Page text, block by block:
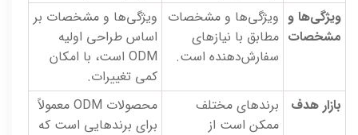
ویژگی‌ها و
مشخصات
ویژگی‌ها و مشخصات
مطابق با نیازهای
سفارش‌دهنده است.
ویژگی‌ها و مشخصات بر
اساس طراحی اولیه
ODM است، با امکان
کمی تغییرات.
بازار هدف
برندهای مختلف
ممکن است از
محصولات ODM معمولاً
برای برندهایی است که